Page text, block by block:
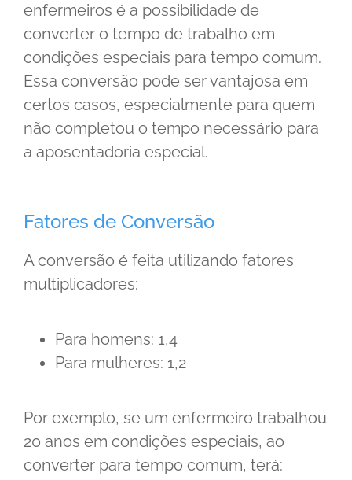
enfermeiros é a possibilidade de
converter o tempo de trabalho em
condições especiais para tempo comum.
Essa conversão pode ser vantajosa em
certos casos, especialmente para quem
não completou o tempo necessário para
a aposentadoria especial.
Fatores de Conversão
A conversão é feita utilizando fatores
multiplicadores:
Para homens: 1,4
Para mulheres: 1,2
Por exemplo, se um enfermeiro trabalhou
20 anos em condições especiais, ao
converter para tempo comum, terá: